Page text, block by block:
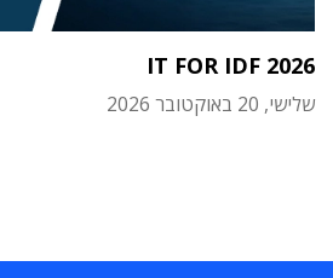
IT FOR IDF 2026
שלישי, 20 באוקטובר 2026